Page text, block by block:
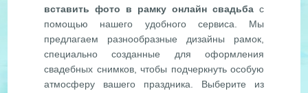
вставить фото в рамку онлайн свадьба с
помощью нашего удобного сервиса. Мы
предлагаем разнообразные дизайны рамок,
специально созданные для оформления
свадебных снимков, чтобы подчеркнуть особую
атмосферу вашего праздника. Выберите из